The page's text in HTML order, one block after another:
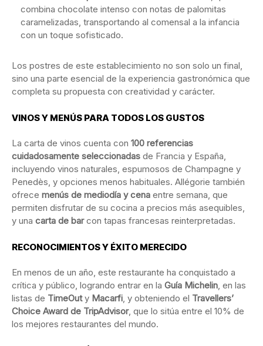
combina chocolate intenso con notas de palomitas
caramelizadas, transportando al comensal a la infancia
con un toque sofisticado.
Los postres de este establecimiento no son solo un final,
sino una parte esencial de la experiencia gastronómica que
completa su propuesta con creatividad y carácter.
VINOS Y MENÚS PARA TODOS LOS GUSTOS
La carta de vinos cuenta con 100 referencias
cuidadosamente seleccionadas de Francia y España,
incluyendo vinos naturales, espumosos de Champagne y
Penedès, y opciones menos habituales. Allégorie también
ofrece menús de mediodía y cena entre semana, que
permiten disfrutar de su cocina a precios más asequibles,
y una carta de barcon tapas francesas reinterpretadas.
RECONOCIMIENTOS Y ÉXITO MERECIDO
En menos de un año, este restaurante ha conquistado a
crítica y público, logrando entrar en la Guía Michelin, en las
listas de TimeOuty Macarfi, y obteniendo el Travellers’
Choice Award de TripAdvisor, que lo sitúa entre el 10% de
los mejores restaurantes del mundo.